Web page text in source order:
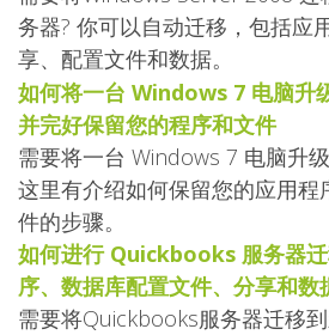
务器? 你可以自动迁移，包括应
享、配置文件和数据。
如何将一台 Windows 7 电脑升
并完好保留您的程序和文件
需要将一台 Windows 7 电脑升
这里有介绍如何保留您的应用程
件的步骤。
如何进行 Quickbooks 服务器
序、数据库配置文件、分享和数
需要将Quickbooks服务器迁移